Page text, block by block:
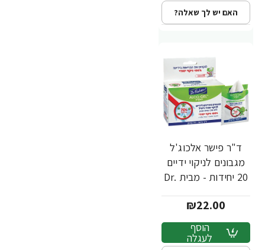
האם יש לך שאלה?
ד"ר פישר אלכוג'ל
מגבונים לניקוי ידיים
20 יחידות - מבית Dr.
₪22.00
הוסף
לעגלה